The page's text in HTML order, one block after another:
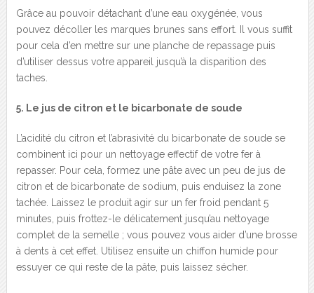
Grâce au pouvoir détachant d’une eau oxygénée, vous
pouvez décoller les marques brunes sans effort. Il vous suffit
pour cela d’en mettre sur une planche de repassage puis
d’utiliser dessus votre appareil jusqu’à la disparition des
taches.
5. Le jus de citron et le bicarbonate de soude
L’acidité du citron et l’abrasivité du bicarbonate de soude se
combinent ici pour un nettoyage effectif de votre fer à
repasser. Pour cela, formez une pâte avec un peu de jus de
citron et de bicarbonate de sodium, puis enduisez la zone
tachée. Laissez le produit agir sur un fer froid pendant 5
minutes, puis frottez-le délicatement jusqu’au nettoyage
complet de la semelle ; vous pouvez vous aider d’une brosse
à dents à cet effet. Utilisez ensuite un chiffon humide pour
essuyer ce qui reste de la pâte, puis laissez sécher.